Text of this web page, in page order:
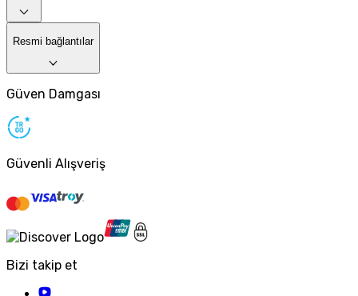
Resmi bağlantılar
Güven Damgası
Güvenli Alışveriş
Bizi takip et